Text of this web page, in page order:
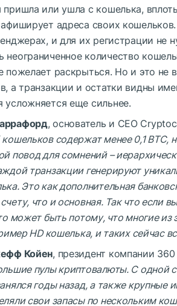
пришла или ушла с кошелька,
адреса своих
и для их регистрации не
количество
пожелает раскрыться. Но и это не
а транзакции и остатки видны
усложняется еще сильнее.
, основатель и CEO
содержат менее 0,1 BTC,
повод для сомнений –
транзакции генерируют
Это как дополнительная
что и основная. Так что если
может быть потому, что многие из
HD кошелька, и таких сейчас
Койен, президент компании
пулы криптовалюты. С одной
годы назад, а также крупные
свои запасы по нескольким